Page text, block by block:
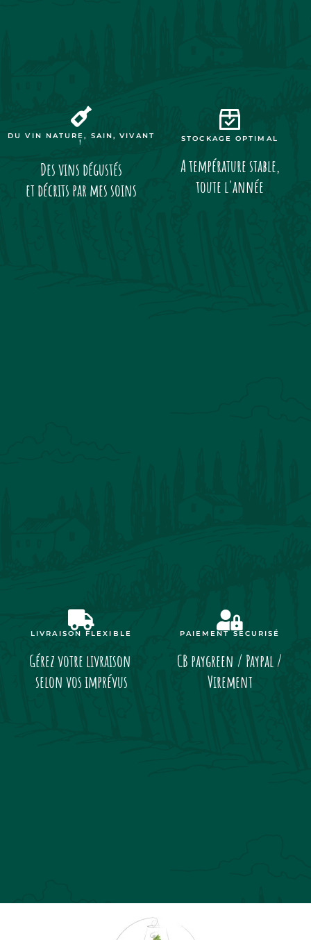
DU VIN NATURE, SAIN, VIVANT
!
Des vins dégustés
et décrits par mes soins
STOCKAGE OPTIMAL
A température stable,
toute l'année
LIVRAISON FLEXIBLE
Gérez votre livraison
selon vos imprévus
PAIEMENT SÉCURISÉ
CB paygreen / Paypal /
Virement